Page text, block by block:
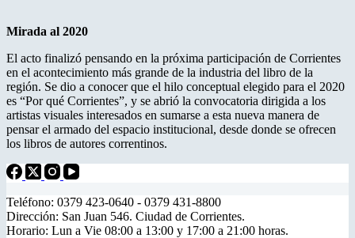
Mirada al 2020
El acto finalizó pensando en la próxima participación de Corrientes
en el acontecimiento más grande de la industria del libro de la
región. Se dio a conocer que el hilo conceptual elegido para el 2020
es “Por qué Corrientes”, y se abrió la convocatoria dirigida a los
artistas visuales interesados en sumarse a esta nueva manera de
pensar el armado del espacio institucional, desde donde se ofrecen
los libros de autores correntinos.
Teléfono: 0379 423-0640 - 0379 431-8800
Dirección: San Juan 546. Ciudad de Corrientes.
Horario: Lun a Vie 08:00 a 13:00 y 17:00 a 21:00 horas.